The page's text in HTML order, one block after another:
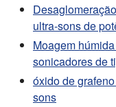
ultra-sons de
Moagem
sonicadores de
óxido de
sons